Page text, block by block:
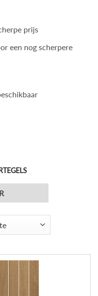
prijs
een nog scherpere